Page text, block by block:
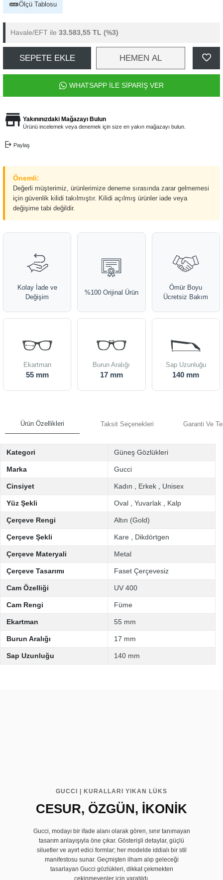
Ölçü Tablosu
Havale/EFT ile 33.583,55 TL (%3)
SEPETE EKLE HEMEN AL
WHATSAPP İLE SİPARİŞ VER
Yakınınızdaki Mağazayı Bulun
Ürünü incelemek veya denemek için size en yakın mağazayı bulun.
Paylaş
Önemli:
Değerli müşterimiz, ürünlerimize deneme sırasında zarar gelmemesi
için güvenlik kilidi takılmıştır. Kilidi açılmış ürünler iade veya
değişime tabi değildir.
Kolay İade ve
Değişim
%100 Orijinal Ürün
Ömür Boyu
Ücretsiz Bakım
Ekartman
55 mm
Burun Aralığı
17 mm
Sap Uzunluğu
140 mm
Ürün Özellikleri Taksit Seçenekleri Garanti Ve
Kategori Güneş Gözlükleri
Marka Gucci
Cinsiyet Kadın Erkek Unisex
Yüz Şekli Oval Yuvarlak Kalp
Çerçeve Rengi Altın (Gold)
Çerçeve Şekli Kare Dikdörtgen
Çerçeve Materyali Metal
Çerçeve Tasarımı Faset Çerçevesiz
Cam Özelliği UV 400
Cam Rengi Füme
Ekartman 55 mm
Burun Aralığı 17 mm
Sap Uzunluğu 140 mm
GUCCI | KURALLARI YIKAN LÜKS
CESUR, ÖZGÜN, İKONİK
Gucci, modayı bir ifade alanı olarak gören, sınır tanımayan
tasarım anlayışıyla öne çıkar. Gösterişli detaylar, güçlü
siluetler ve ayırt edici formlar; her modelde iddialı bir stil
manifestosu sunar. Geçmişten ilham alıp geleceği
tasarlayan Gucci gözlükleri, dikkat çekmekten
çekinmeyenler için yaratıldı.